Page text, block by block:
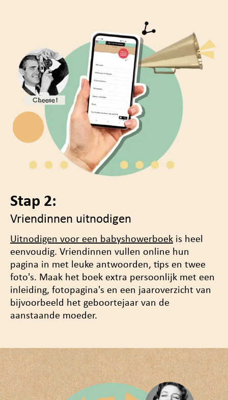
Stap 2:
Vriendinnen uitnodigen
Uitnodigen voor een babyshowerboek is heel
eenvoudig. Vriendinnen vullen online hun
pagina in met leuke antwoorden, tips en twee
foto's. Maak het boek extra persoonlijk met een
inleiding, fotopagina's en een jaaroverzicht van
bijvoorbeeld het geboortejaar van de
aanstaande moeder.